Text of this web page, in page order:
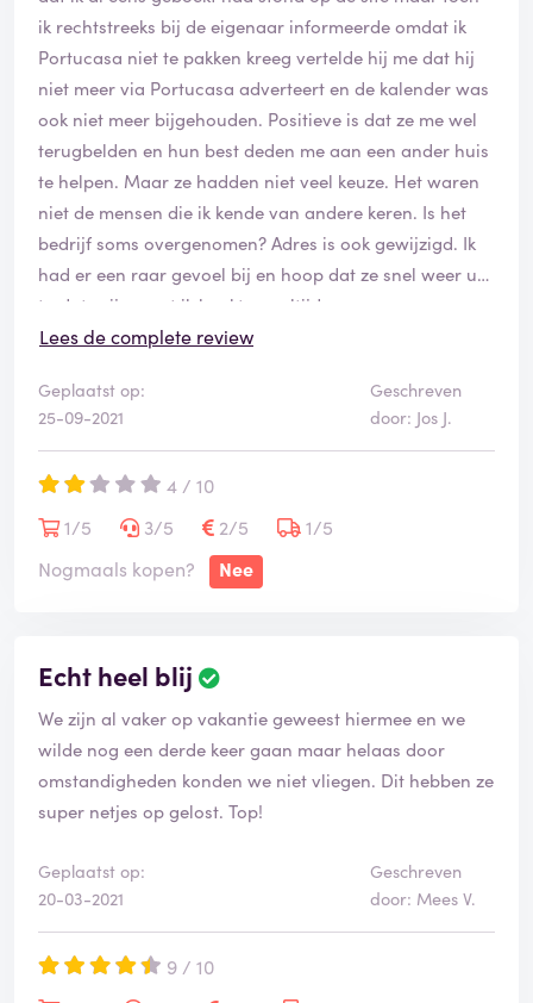
ik rechtstreeks bij de eigenaar informeerde omdat ik
Portucasa niet te pakken kreeg vertelde hij me dat hij
niet meer via Portucasa adverteert en de kalender was
ook niet meer bijgehouden. Positieve is dat ze me wel
terugbelden en hun best deden me aan een ander huis
te helpen. Maar ze hadden niet veel keuze. Het waren
niet de mensen die ik kende van andere keren. Is het
bedrijf soms overgenomen? Adres is ook gewijzigd. Ik
had er een raar gevoel bij en hoop dat ze snel weer up
to date zijn want ik boekte er altijd graag.
Lees de complete review
Geplaatst op:
25-09-2021
Geschreven
door: Jos J.
4 / 10
1/5
3/5 2/5
1/5
Nogmaals kopen?
Nee
Echt heel blij
We zijn al vaker op vakantie geweest hiermee en we
wilde nog een derde keer gaan maar helaas door
omstandigheden konden we niet vliegen. Dit hebben ze
super netjes op gelost. Top!
Geplaatst op:
20-03-2021
Geschreven
door: Mees V.
9 / 10